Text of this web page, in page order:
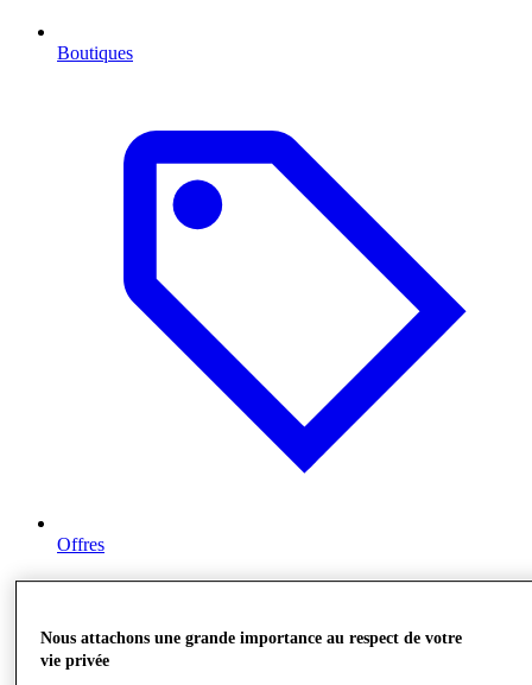
Boutiques
Offres
Nous attachons une grande importance au respect de votre
vie privée